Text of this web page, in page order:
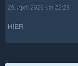
29. April 2026 um 22:28
HIER